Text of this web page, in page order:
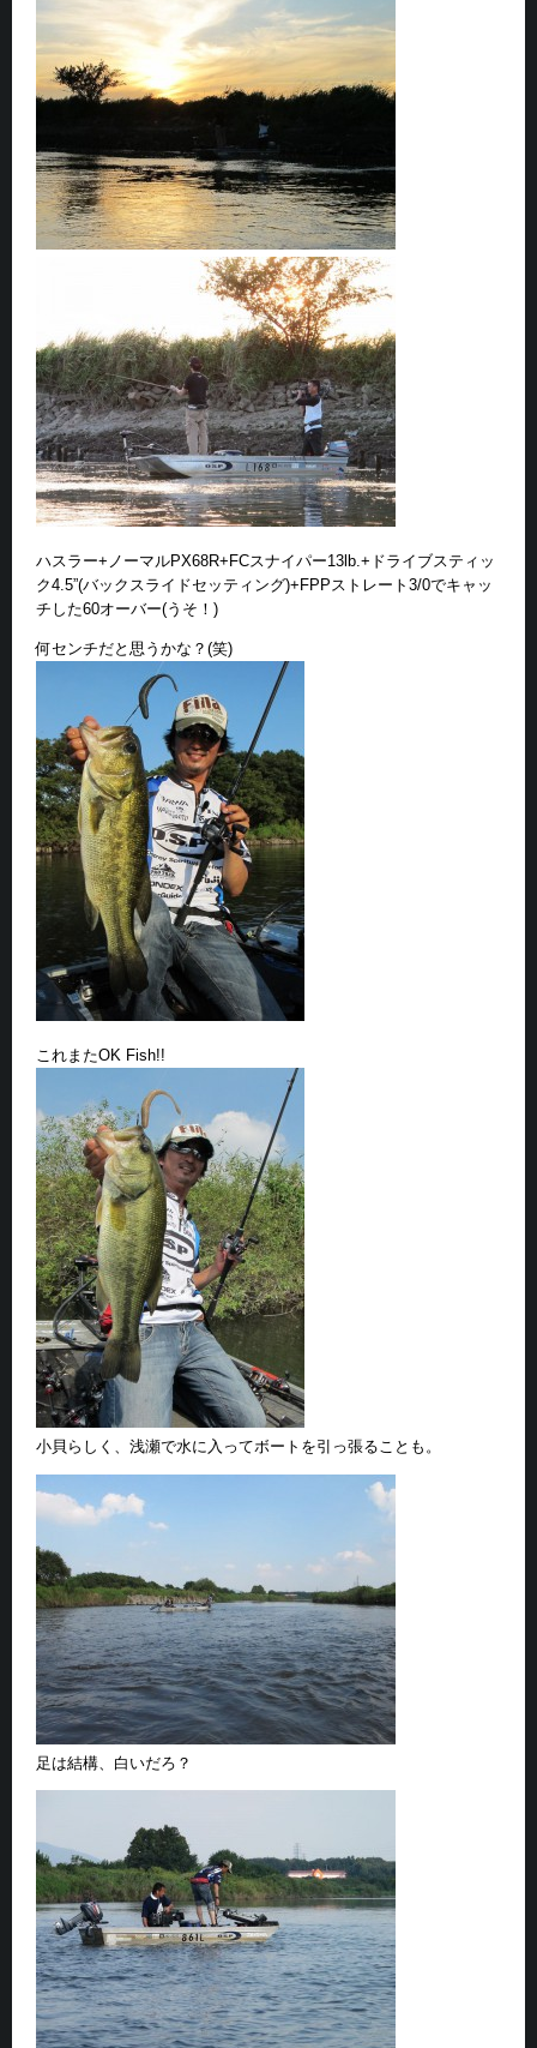
ハスラー+ノーマルPX68R+FCスナイパー13lb.+ドライブスティッ
ク4.5”(バックスライドセッティング)+FPPストレート3/0でキャッ
チした60オーバー(うそ！)
何センチだと思うかな？(笑)
これまたOK Fish!!
小貝らしく、浅瀬で水に入ってボートを引っ張ることも。
足は結構、白いだろ？